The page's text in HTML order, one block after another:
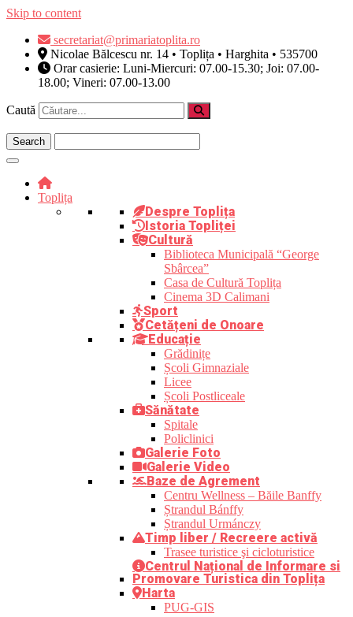
Skip to content
secretariat@primariatoplita.ro
Nicolae Bălcescu nr. 14 • Toplița • Harghita • 535700
Orar casierie: Luni-Miercuri: 07.00-15.30; Joi: 07.00-
18.00; Vineri: 07.00-13.00
Caută
Toplița
Despre Toplița
Istoria Topliței
Cultură
Biblioteca Municipală “George
Sbârcea”
Casa de Cultură Toplița
Cinema 3D Calimani
Sport
Cetățeni de Onoare
Educație
Grădinițe
Școli Gimnaziale
Licee
Școli Postliceale
Sănătate
Spitale
Policlinici
Galerie Foto
Galerie Video
Baze de Agrement
Centru Wellness – Băile Banffy
Ștrandul Bánffy
Ștrandul Urmánczy
Timp liber / Recreere activă
Trasee turistice şi cicloturistice
Centrul Național de Informare si
Promovare Turistica din Toplița
Harta
PUG-GIS